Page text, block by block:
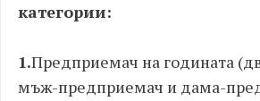
категории:
1.Предприемач на годината
мъж-предприемач и дама-